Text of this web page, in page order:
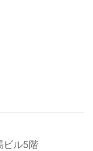
ビル5階